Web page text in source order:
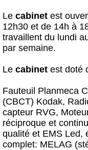
Le cabinet est
12h30 et de 14h à
travaillent du lundi
par semaine.
Le cabinet est doté
Fauteuil Planmeca
(CBCT) Kodak,
capteur RVG,
réciproque et
qualité et EMS Led,
complet: MELAG